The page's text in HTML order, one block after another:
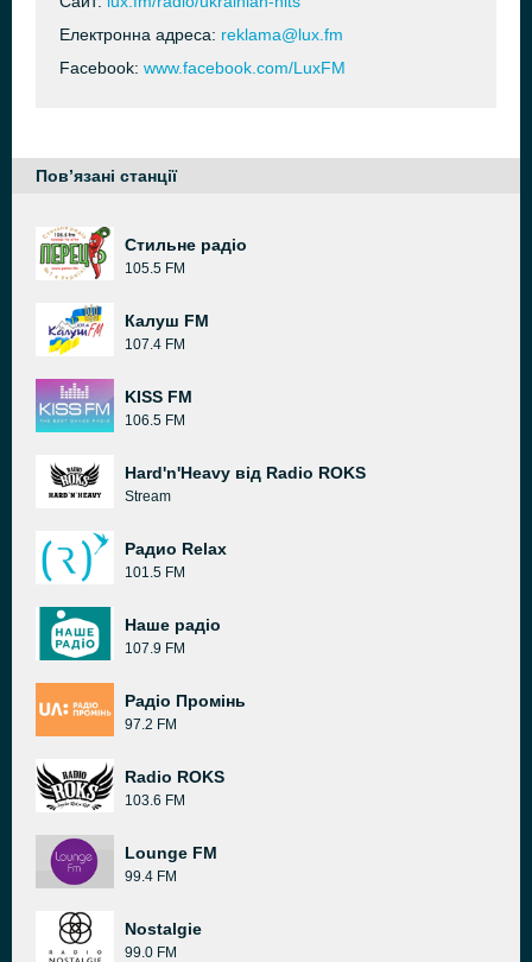
Електронна адреса: reklama@lux.fm
Facebook: www.facebook.com/LuxFM
Пов’язані станції
Стильне радіо
105.5 FM
Калуш FM
107.4 FM
KISS FM
106.5 FM
Hard'n'Heavy від Radio ROKS
Stream
Радио Relax
101.5 FM
Наше радіо
107.9 FM
Радіо Промінь
97.2 FM
Radio ROKS
103.6 FM
Lounge FM
99.4 FM
Nostalgie
99.0 FM